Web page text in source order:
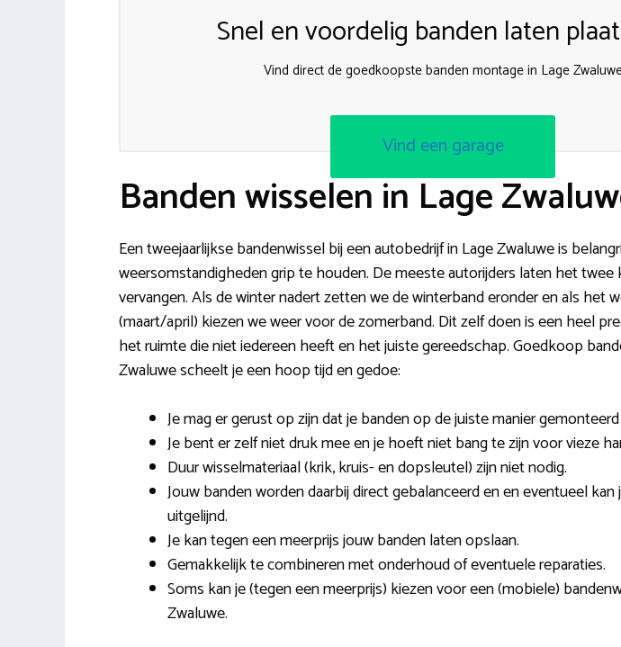
Snel en voordelig banden laten
Vind direct de goedkoopste banden montage in Lage
Vind een garage
Banden wisselen in Lage
Een tweejaarlijkse bandenwissel bij een autobedrijf in Lage Zwaluwe is
weersomstandigheden grip te houden. De meeste autorijders laten het twee
vervangen. Als de winter nadert zetten we de winterband eronder en als het
(maart/april) kiezen we weer voor de zomerband. Dit zelf doen is een heel
het ruimte die niet iedereen heeft en het juiste gereedschap. Goedkoop
Zwaluwe scheelt je een hoop tijd en gedoe:
Je mag er gerust op zijn dat je banden op de juiste manier
Je bent er zelf niet druk mee en je hoeft niet bang te zijn voor vieze
Duur wisselmateriaal (krik, kruis- en dopsleutel) zijn niet nodig.
Jouw banden worden daarbij direct gebalanceerd en en eventueel
uitgelijnd.
Je kan tegen een meerprijs jouw banden laten opslaan.
Gemakkelijk te combineren met onderhoud of eventuele reparaties.
Soms kan je (tegen een meerprijs) kiezen voor een (mobiele)
Zwaluwe.